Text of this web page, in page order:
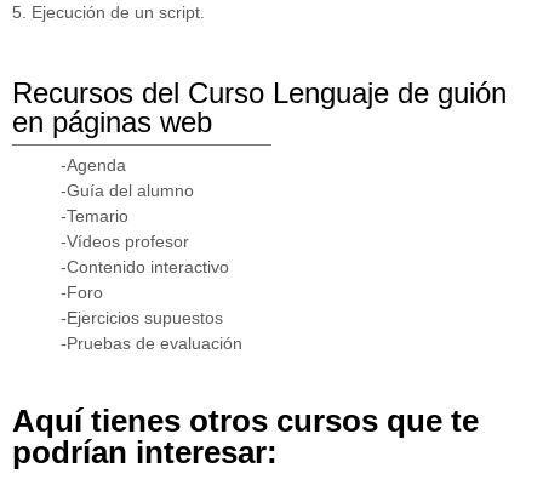
5. Ejecución de un script.
Recursos del Curso Lenguaje de guión
en páginas web
-Agenda
-Guía del alumno
-Temario
-Vídeos profesor
-Contenido interactivo
-Foro
-Ejercicios supuestos
-Pruebas de evaluación
Aquí tienes otros cursos que te
podrían interesar: